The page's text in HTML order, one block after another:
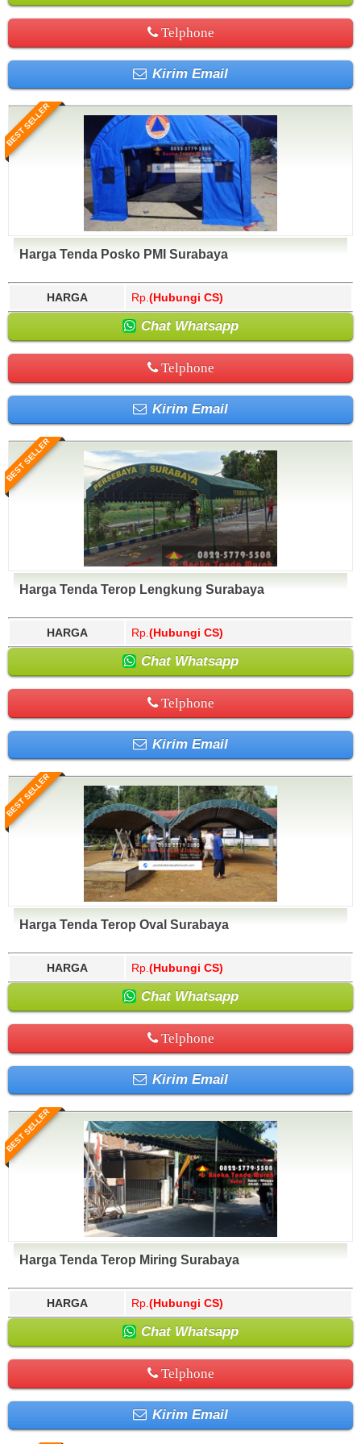
Telphone
Kirim Email
BEST SELLER
Harga Tenda Posko PMI Surabaya
HARGA Rp. (Hubungi CS)
Chat Whatsapp
Telphone
Kirim Email
BEST SELLER
Harga Tenda Terop Lengkung Surabaya
HARGA Rp. (Hubungi CS)
Chat Whatsapp
Telphone
Kirim Email
BEST SELLER
Harga Tenda Terop Oval Surabaya
HARGA Rp. (Hubungi CS)
Chat Whatsapp
Telphone
Kirim Email
BEST SELLER
Harga Tenda Terop Miring Surabaya
HARGA Rp. (Hubungi CS)
Chat Whatsapp
Telphone
Kirim Email